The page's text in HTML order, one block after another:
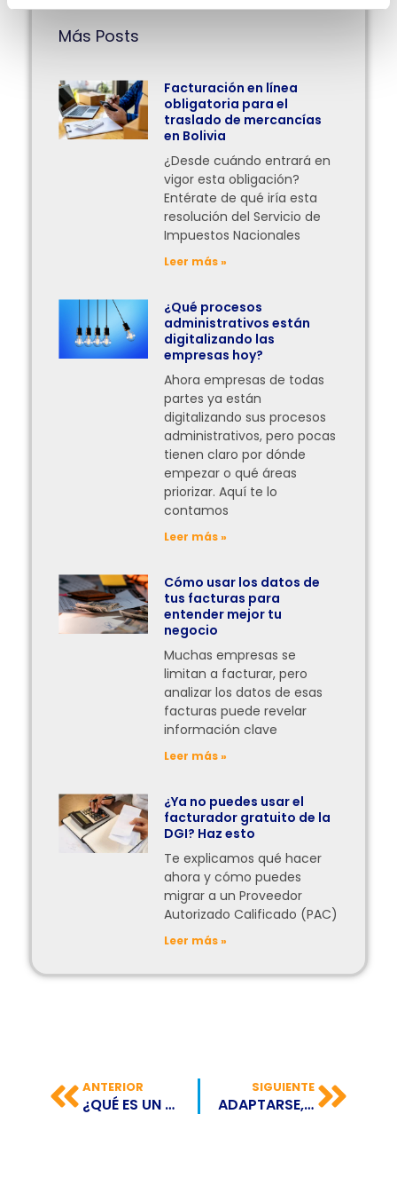
Más Posts
Facturación en línea
obligatoria para el
traslado de mercancías
en Bolivia
¿Desde cuándo entrará en
vigor esta obligación?
Entérate de qué iría esta
resolución del Servicio de
Impuestos Nacionales
Leer más »
¿Qué procesos
administrativos están
digitalizando las
empresas hoy?
Ahora empresas de todas
partes ya están
digitalizando sus procesos
administrativos, pero pocas
tienen claro por dónde
empezar o qué áreas
priorizar. Aquí te lo
contamos
Leer más »
Cómo usar los datos de
tus facturas para
entender mejor tu
negocio
Muchas empresas se
limitan a facturar, pero
analizar los datos de esas
facturas puede revelar
información clave
Leer más »
¿Ya no puedes usar el
facturador gratuito de la
DGI? Haz esto
Te explicamos qué hacer
ahora y cómo puedes
migrar a un Proveedor
Autorizado Calificado (PAC)
Leer más »
ANTERIOR
¿QUÉ ES UN E-COMMERCE?
SIGUIENTE
ADAPTARSE, EL MAYOR RETO Y LA MAYOR OPORTUNIDAD PARA LAS PYMES